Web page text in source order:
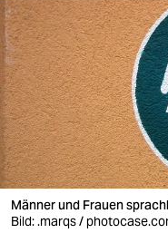
sport
berlin
nord
wahrheit
verlag
verlag
Männer und Frauen
Bild: .marqs /